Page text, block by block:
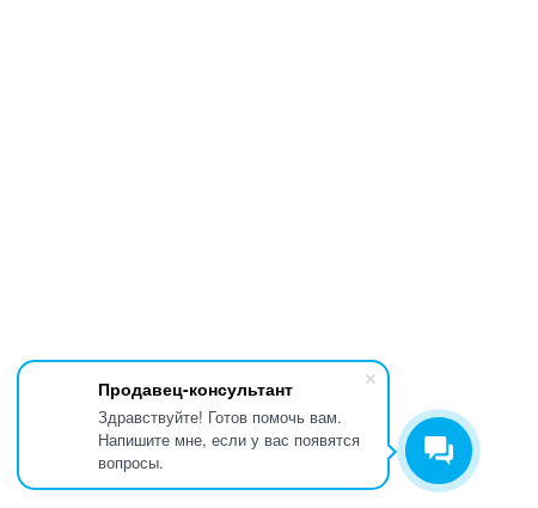
Продавец-консультант
Здравствуйте! Готов помочь вам.
Напишите мне, если у вас появятся
вопросы.